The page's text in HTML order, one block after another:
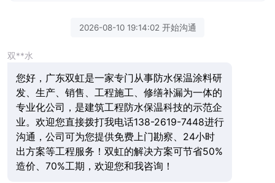
2026-08-10 19:14:02 开始沟通
双**水
您好，广东双虹是一家专门从事防水保温涂料研
发、生产、销售、工程施工、修缮补漏为一体的
专业化公司，是建筑工程防水保温科技的示范企
业。欢迎您直接拨打我电话138-2619-7448进行
沟通，公司可为您提供免费上门勘察、24小时
出方案等工程服务！双虹的解决方案可节省50%
造价、70%工期，欢迎您和我咨询！